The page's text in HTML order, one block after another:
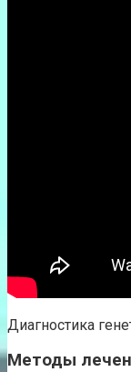
Диагностика
Методы